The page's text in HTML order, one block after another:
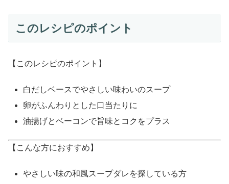
このレシピのポイント
【このレシピのポイント】
白だしベースでやさしい味わいのスープ
卵がふんわりとした口当たりに
油揚げとベーコンで旨味とコクをプラス
【こんな方におすすめ】
やさしい味の和風スープダレを探している方